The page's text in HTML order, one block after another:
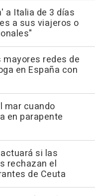
a Italia de 3 días
a sus viajeros o
redes de
en España con
mar cuando
en parapente
si las
rechazan el
de Ceuta